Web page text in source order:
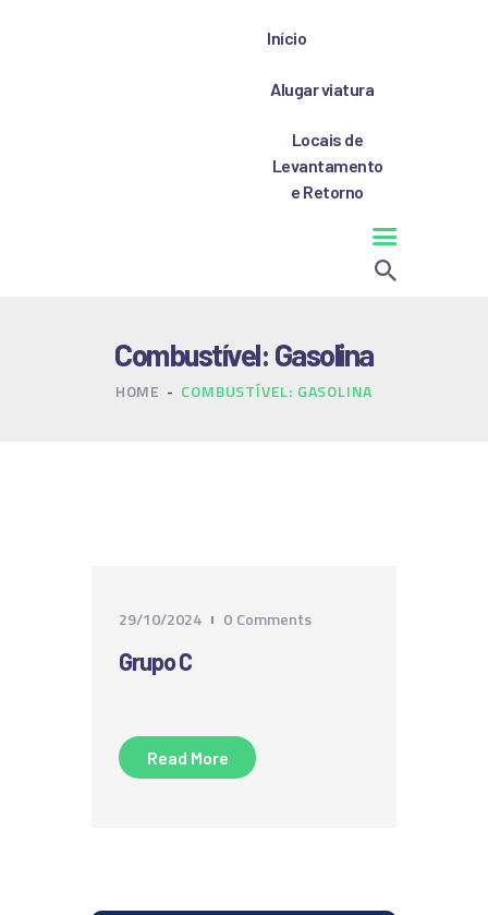
Início
Alugar viatura
Locais de
Levantamento
e Retorno
Combustível: Gasolina
HOME COMBUSTÍVEL: GASOLINA
29/10/2024 0 Comments
Grupo C
Read More